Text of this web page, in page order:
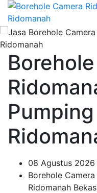
08 Agustus 2026
Borehole
Ridomanah